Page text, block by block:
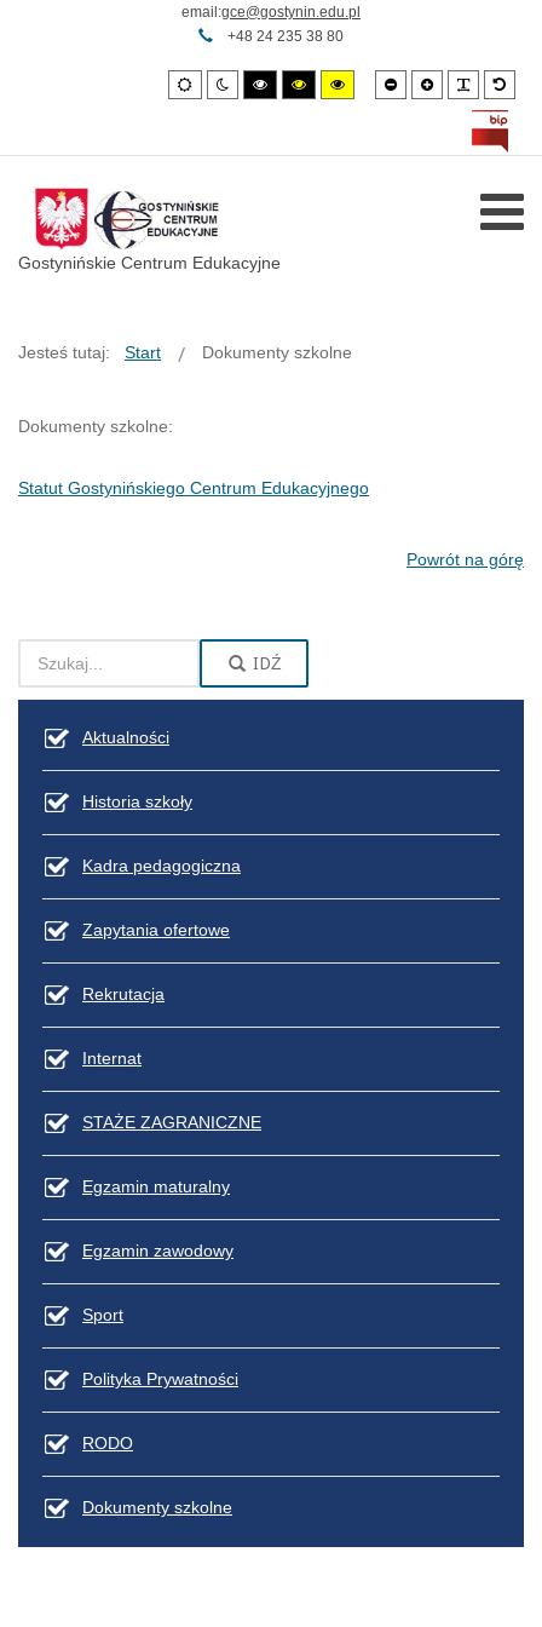
email:gce@gostynin.edu.pl
+48 24 235 38 80
Default
mode
Night
mode
High
contrast
High
contrast
High
contrast
Smaller
font
Larger
font
Gostynińskie Centrum Edukacyjne
Jesteś tutaj: Start Dokumenty szkolne
Dokumenty szkolne:
Statut Gostynińskiego Centrum Edukacyjnego
Powrót na górę
IDŹ
Aktualności
Historia szkoły
Kadra pedagogiczna
Zapytania ofertowe
Rekrutacja
Internat
STAŻE ZAGRANICZNE
Egzamin maturalny
Egzamin zawodowy
Sport
Polityka Prywatności
RODO
Dokumenty szkolne